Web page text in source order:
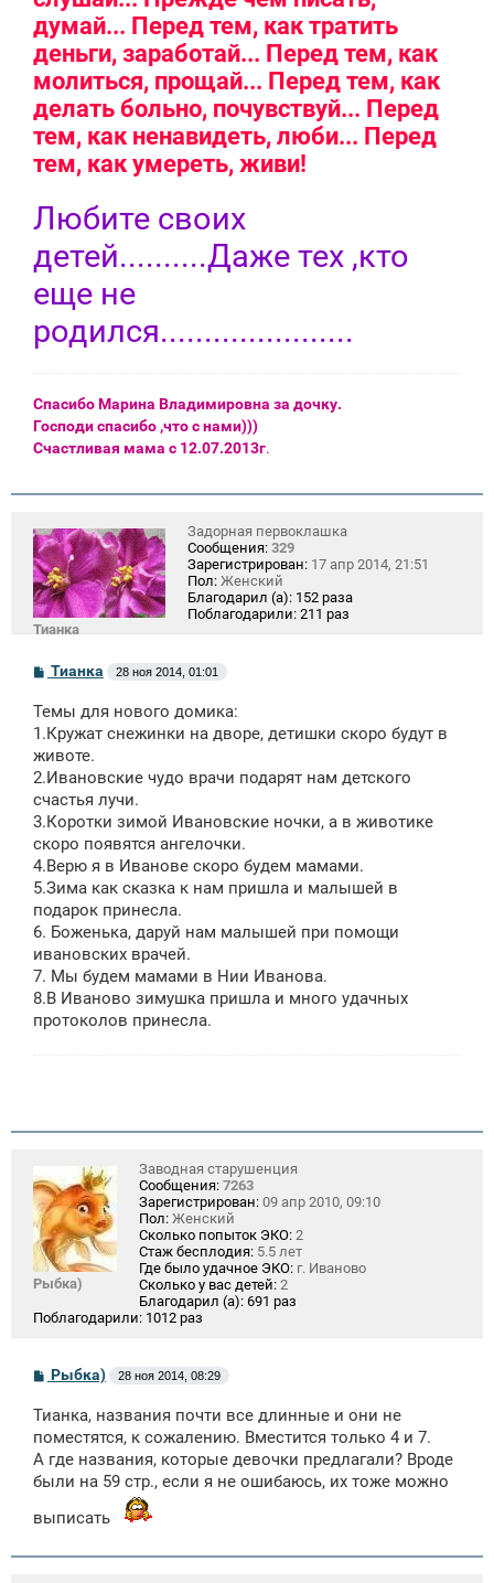
думай... Перед тем, как тратить
деньги, заработай... Перед тем, как
молиться, прощай... Перед тем, как
делать больно, почувствуй... Перед
тем, как ненавидеть, люби... Перед
тем, как умереть, живи!
Любите своих
детей..........Даже тех ,кто
еще не
родился......................
Спасибо Марина Владимировна за дочку.
Господи спасибо ,что с нами)))
Счастливая мама с 12.07.2013г.
Тианка
Задорная первоклашка
Сообщения: 329
Зарегистрирован: 17 апр 2014, 21:51
Пол: Женский
Благодарил (а): 152 раза
Поблагодарили: 211 раз
С
о
б
щ
н
и
Тианка 28 ноя 2014, 01:01
Темы для нового домика:
1.Кружат снежинки на дворе, детишки скоро будут в
животе.
2.Ивановские чудо врачи подарят нам детского
счастья лучи.
3.Коротки зимой Ивановские ночки, а в животике
скоро появятся ангелочки.
4.Верю я в Иванове скоро будем мамами.
5.Зима как сказка к нам пришла и малышей в
подарок принесла.
6. Боженька, даруй нам малышей при помощи
ивановских врачей.
7. Мы будем мамами в Нии Иванова.
8.В Иваново зимушка пришла и много удачных
протоколов принесла.
Рыбка)
Заводная старушенция
Сообщения: 7263
Зарегистрирован: 09 апр 2010, 09:10
Пол: Женский
Сколько попыток ЭКО: 2
Стаж бесплодия: 5.5 лет
Где было удачное ЭКО: г. Иваново
Сколько у вас детей: 2
Благодарил (а): 691 раз
Поблагодарили: 1012 раз
С
о
б
щ
н
и
Рыбка) 28 ноя 2014, 08:29
Тианка, названия почти все длинные и они не
поместятся, к сожалению. Вместится только 4 и 7.
А где названия, которые девочки предлагали? Вроде
были на 59 стр., если я не ошибаюсь, их тоже можно
выписать